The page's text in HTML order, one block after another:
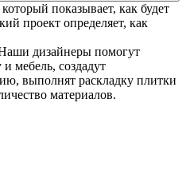
показывает, как будет
проект определяет, как
дизайнеры помогут
мебель, создадут
выполнят раскладку плитки
материалов.